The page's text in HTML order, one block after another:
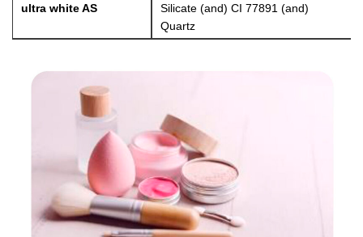
ultra white AS
Silicate (and) CI 77891 (and)
Quartz